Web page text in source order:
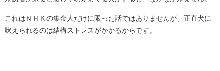
これはＮＨＫの集金人だけに限った話ではありませんが、正直犬に
吠えられるのは結構ストレスがかかるからです。